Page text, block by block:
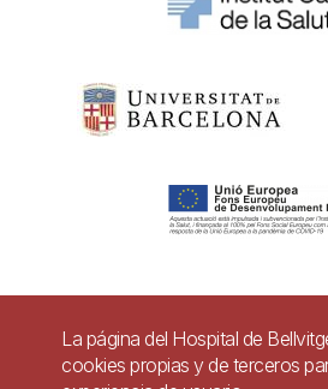
Pie
Contacto
La página del Hospital de
cookies propias y de terceros